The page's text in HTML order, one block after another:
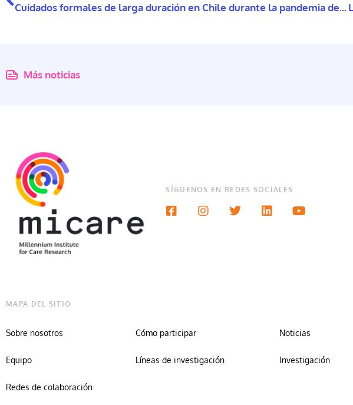
Cuidados formales de larga duración en Chile durante la pandemia del COVID-19
Más noticias
SÍGUENOS EN REDES SOCIALES
MAPA DEL SITIO
Sobre nosotros
Equipo
Redes de colaboración
Cómo participar
Líneas de investigación
Noticias
Investigación